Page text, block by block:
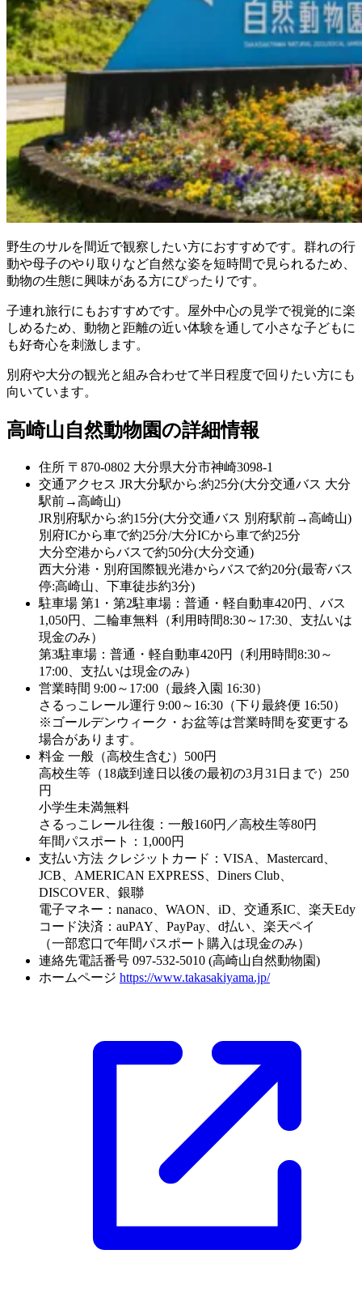
野生のサルを間近で観察したい方におすすめです。群れの行
動や母子のやり取りなど自然な姿を短時間で見られるため、
動物の生態に興味がある方にぴったりです。
子連れ旅行にもおすすめです。屋外中心の見学で視覚的に楽
しめるため、動物と距離の近い体験を通して小さな子どもに
も好奇心を刺激します。
別府や大分の観光と組み合わせて半日程度で回りたい方にも
向いています。
高崎山自然動物園の詳細情報
住所 〒870-0802 大分県大分市神崎3098-1
交通アクセス JR大分駅から:約25分(大分交通バス 大分
駅前→高崎山)
JR別府駅から:約15分(大分交通バス 別府駅前→高崎山)
別府ICから車で約25分/大分ICから車で約25分
大分空港からバスで約50分(大分交通)
西大分港・別府国際観光港からバスで約20分(最寄バス
停:高崎山、下車徒歩約3分)
駐車場 第1・第2駐車場：普通・軽自動車420円、バス
1,050円、二輪車無料（利用時間8:30～17:30、支払いは
現金のみ）
第3駐車場：普通・軽自動車420円（利用時間8:30～
17:00、支払いは現金のみ）
営業時間 9:00～17:00（最終入園 16:30）
さるっこレール運行 9:00～16:30（下り最終便 16:50）
※ゴールデンウィーク・お盆等は営業時間を変更する
場合があります。
料金 一般（高校生含む）500円
高校生等（18歳到達日以後の最初の3月31日まで）250
円
小学生未満無料
さるっこレール往復：一般160円／高校生等80円
年間パスポート：1,000円
支払い方法 クレジットカード：VISA、Mastercard、
JCB、AMERICAN EXPRESS、Diners Club、
DISCOVER、銀聯
電子マネー：nanaco、WAON、iD、交通系IC、楽天Edy
コード決済：auPAY、PayPay、d払い、楽天ペイ
（一部窓口で年間パスポート購入は現金のみ）
連絡先電話番号 097-532-5010 (高崎山自然動物園)
ホームページ https://www.takasakiyama.jp/